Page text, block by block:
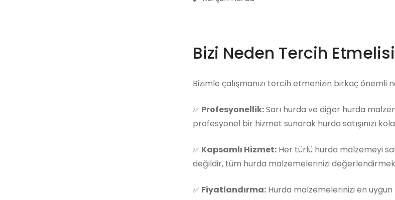
Bizi Neden Tercih
Bizimle çalışmanızı tercih etmenizin birkaç önemli
✅ Profesyonellik:Sarı hurda ve diğer hurda
profesyonel bir hizmet sunarak hurda satışınızı
✅ Kapsamlı Hizmet: Her türlü hurda malzemeyi
değildir, tüm hurda malzemelerinizi
✅ Fiyatlandırma: Hurda malzemelerinizi en